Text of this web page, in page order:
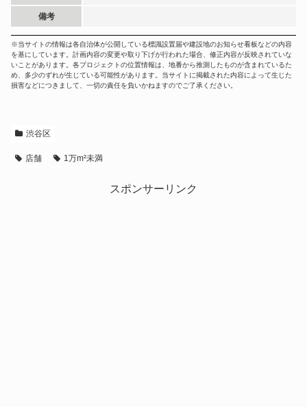
備考
※当サイトの情報は各自治体が公開している標識設置届や建設地のお知らせ看板などの内容
を基にしています。計画内容の変更や取り下げが行われた場合、修正内容が反映されていな
いことがあります。各プロジェクトの位置情報は、地番から推測したものが含まれているた
め、多少のずれが生じている可能性があります。当サイトに掲載された内容によって生じた
損害などにつきまして、一切の責任を負いかねますのでご了承ください。
渋谷区
店舗 1万m²未満
スポンサーリンク